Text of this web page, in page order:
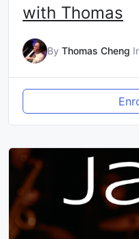
with Thomas
By Thomas Cheng